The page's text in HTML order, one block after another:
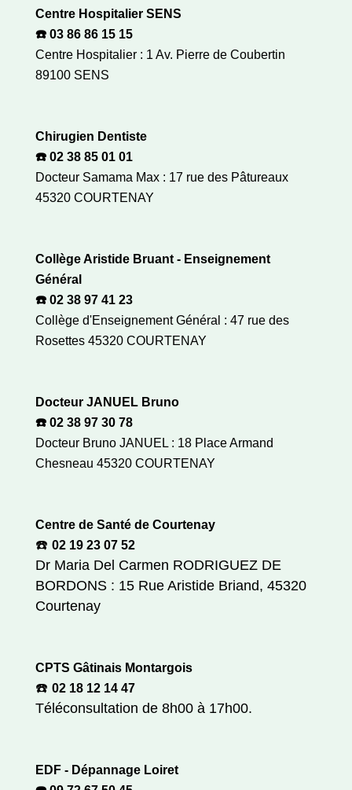
Centre Hospitalier SENS
☎️ 03 86 86 15 15
Centre Hospitalier : 1 Av. Pierre de Coubertin
89100 SENS
Chirugien Dentiste
☎️ 02 38 85 01 01
Docteur Samama Max : 17 rue des Pâtureaux
45320 COURTENAY
Collège Aristide Bruant - Enseignement
Général
☎️ 02 38 97 41 23
Collège d'Enseignement Général : 47 rue des
Rosettes 45320 COURTENAY
Docteur JANUEL Bruno
☎️ 02 38 97 30 78
Docteur Bruno JANUEL : 18 Place Armand
Chesneau 45320 COURTENAY
Centre de Santé de Courtenay
☎️ 02 19 23 07 52
Dr Maria Del Carmen RODRIGUEZ DE
BORDONS : 15 Rue Aristide Briand, 45320
Courtenay
CPTS Gâtinais Montargois
☎️ 02 18 12 14 47
Téléconsultation de 8h00 à 17h00.
EDF - Dépannage Loiret